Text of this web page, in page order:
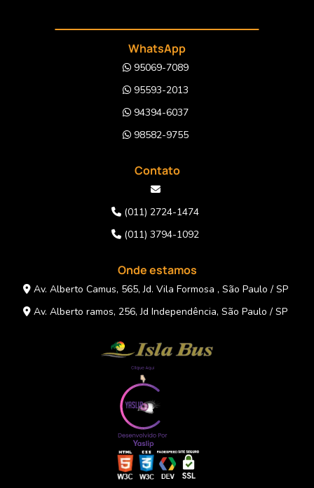
WhatsApp
95069-7089
95593-2013
94394-6037
98582-9755
Contato
(011) 2724-1474
(011) 3794-1092
Onde estamos
Av. Alberto Camus, 565, Jd. Vila Formosa , São Paulo / SP
Av. Alberto ramos, 256, Jd Independência, São Paulo / SP